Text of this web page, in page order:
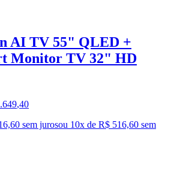
AI TV 55" QLED +
Monitor TV 32" HD
,40
sem jurosou 10x de R$ 516,60 sem